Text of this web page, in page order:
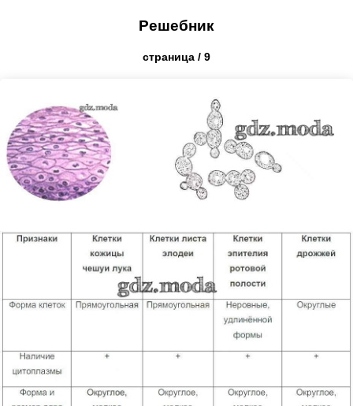
Решебник
страница / 9